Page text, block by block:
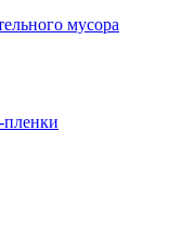
мусора